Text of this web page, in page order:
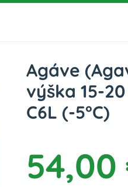
Agáve
výška 15-
C6L (-5°C)
54,00